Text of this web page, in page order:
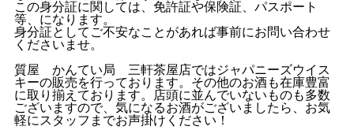
この身分証に関しては、免許証や保険証、パスポート
等、になります。
身分証としてご不安なことがあれば事前にお問い合わせ
くださいませ。
質屋 かんてい局 三軒茶屋店ではジャパニーズウイス
キーの販売を行っております。その他のお酒も在庫豊富
に取り揃えております。店頭に並んでいないものも多数
ございますので、気になるお酒がございましたら、お気
軽にスタッフまでお声掛けください！